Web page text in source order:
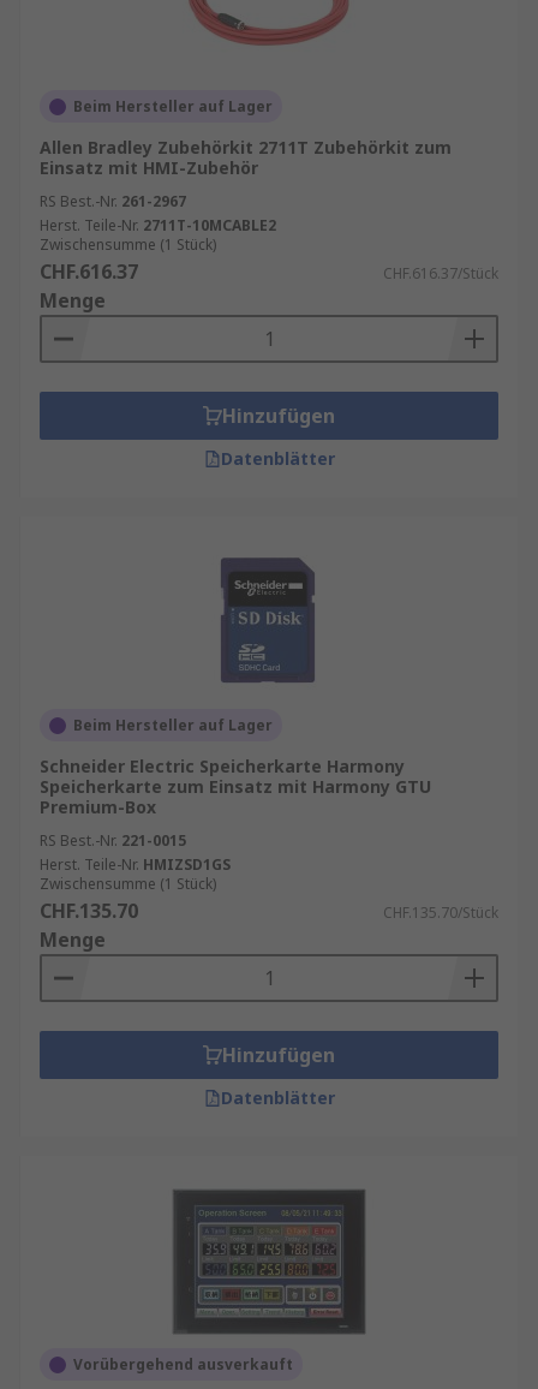
Beim Hersteller auf Lager
Allen Bradley Zubehörkit 2711T Zubehörkit zum
Einsatz mit HMI-Zubehör
RS Best.-Nr. 261-2967
Herst. Teile-Nr. 2711T-10MCABLE2
Zwischensumme (1 Stück)
CHF.616.37 CHF.616.37/Stück
Menge
Hinzufügen
Datenblätter
Beim Hersteller auf Lager
Schneider Electric Speicherkarte Harmony
Speicherkarte zum Einsatz mit Harmony GTU
Premium-Box
RS Best.-Nr. 221-0015
Herst. Teile-Nr. HMIZSD1GS
Zwischensumme (1 Stück)
CHF.135.70 CHF.135.70/Stück
Menge
Hinzufügen
Datenblätter
Vorübergehend ausverkauft